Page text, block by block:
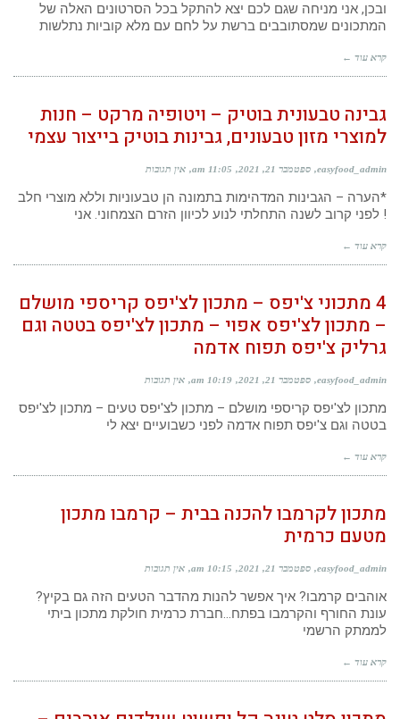
ובכן, אני מניחה שגם לכם יצא להתקל בכל הסרטונים האלה של
המתכונים שמסתובבים ברשת על לחם עם מלא קוביות נתלשות
קרא עוד ←
גבינה טבעונית בוטיק – ויטופיה מרקט – חנות
למוצרי מזון טבעונים, גבינות בוטיק בייצור עצמי
easyfood_admin ספטמבר 21, 2021 11:05 am אין תגובות
*הערה – הגבינות המדהימות בתמונה הן טבעוניות וללא מוצרי חלב
! לפני קרוב לשנה התחלתי לנוע לכיוון הזרם הצמחוני. אני
קרא עוד ←
4 מתכוני צ'יפס – מתכון לצ'יפס קריספי מושלם
– מתכון לצ'יפס אפוי – מתכון לצ'יפס בטטה וגם
גרליק צ'יפס תפוח אדמה
easyfood_admin ספטמבר 21, 2021 10:19 am אין תגובות
מתכון לצ'יפס קריספי מושלם – מתכון לצ'יפס טעים – מתכון לצ'יפס
בטטה וגם צ'יפס תפוח אדמה לפני כשבועיים יצא לי
קרא עוד ←
מתכון לקרמבו להכנה בבית – קרמבו מתכון
מטעם כרמית
easyfood_admin ספטמבר 21, 2021 10:15 am אין תגובות
אוהבים קרמבו? איך אפשר להנות מהדבר הטעים הזה גם בקיץ?
עונת החורף והקרמבו בפתח…חברת כרמית חולקת מתכון ביתי
לממתק הרשמי
קרא עוד ←